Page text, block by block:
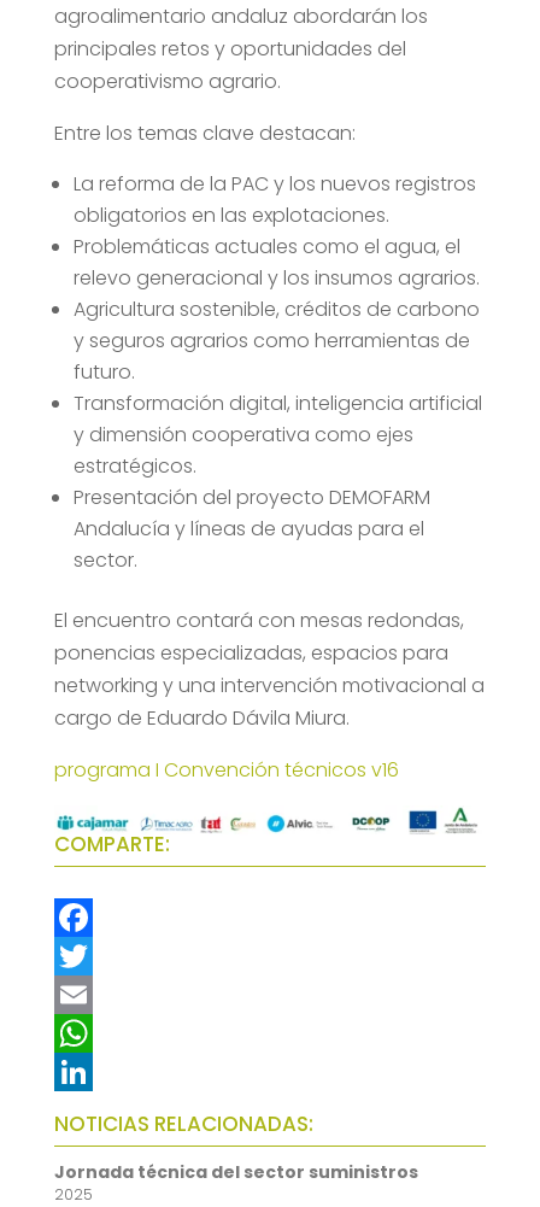
agroalimentario andaluz abordarán los
principales retos y oportunidades del
cooperativismo agrario.
Entre los temas clave destacan:
La reforma de la PAC y los nuevos registros
obligatorios en las explotaciones.
Problemáticas actuales como el agua, el
relevo generacional y los insumos agrarios.
Agricultura sostenible, créditos de carbono
y seguros agrarios como herramientas de
futuro.
Transformación digital, inteligencia artificial
y dimensión cooperativa como ejes
estratégicos.
Presentación del proyecto DEMOFARM
Andalucía y líneas de ayudas para el
sector.
El encuentro contará con mesas redondas,
ponencias especializadas, espacios para
networking y una intervención motivacional a
cargo de Eduardo Dávila Miura.
programa I Convención técnicos v16
COMPARTE:
F
a
c
e
b
o
o
T
w
t
t
e
E
m
a
i
l
W
h
a
t
L
i
n
NOTICIAS RELACIONADAS:
Jornada técnica del sector suministros
2025